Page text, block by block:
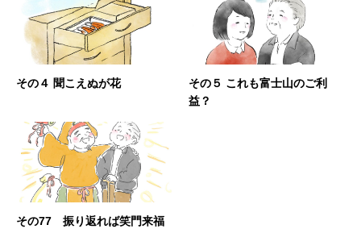
その４ 聞こえぬが花
その５ これも富士山のご利
益？
その77 振り返れば笑門来福